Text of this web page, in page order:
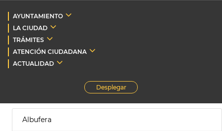
AYUNTAMIENTO
LA CIUDAD
TRÁMITES
ATENCIÓN CIUDADANA
ACTUALIDAD
Desplegar
Albufera